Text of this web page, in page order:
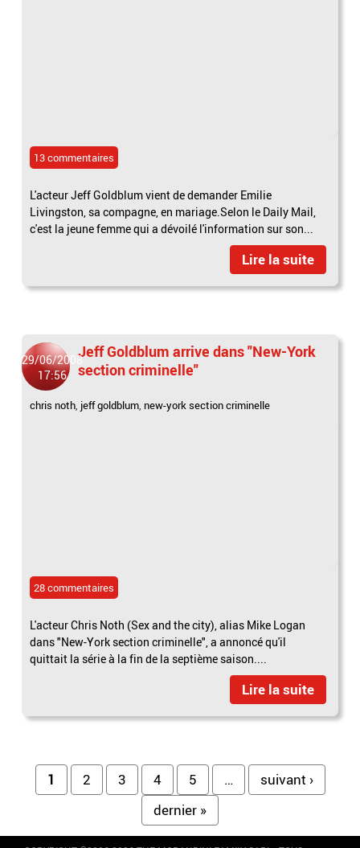
13 commentaires
L'acteur Jeff Goldblum vient de demander Emilie
Livingston, sa compagne, en mariage.Selon le Daily Mail,
c'est la jeune femme qui a dévoilé l'information sur son...
Lire la suite
29/06/2008
17:56
Jeff Goldblum arrive dans "New-York
section criminelle"
chris noth, jeff goldblum, new-york section criminelle
28 commentaires
L'acteur Chris Noth (Sex and the city), alias Mike Logan
dans "New-York section criminelle", a annoncé qu'il
quittait la série à la fin de la septième saison....
Lire la suite
Pages
1 2 3 4 5 …
suivant ›
dernier »